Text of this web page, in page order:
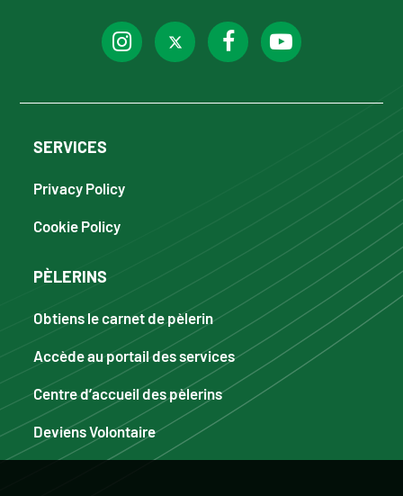
SERVICES
Privacy Policy
Cookie Policy
PÈLERINS
Obtiens le carnet de pèlerin
Accède au portail des services
Centre d’accueil des pèlerins
Deviens Volontaire